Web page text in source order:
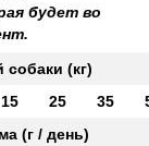
будет во
собаки (кг)
15 25 35
(г / день)